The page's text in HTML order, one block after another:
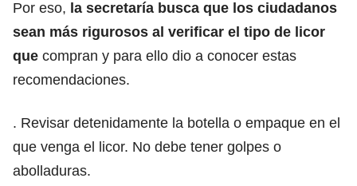
Por eso, la secretaría busca que los ciudadanos
sean más rigurosos al verificar el tipo de licor
que compran y para ello dio a conocer estas
recomendaciones.
. Revisar detenidamente la botella o empaque en el
que venga el licor. No debe tener golpes o
abolladuras.